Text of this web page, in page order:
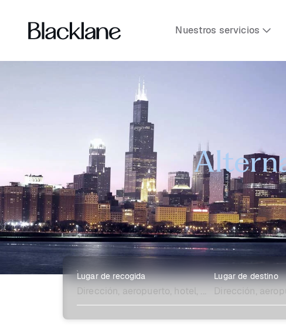
Nuestros servicios
Lugar de recogida Lugar de destino